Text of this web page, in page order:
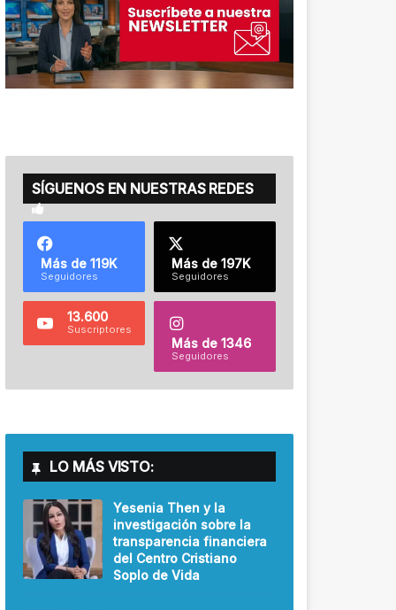
SÍGUENOS EN NUESTRAS REDES
Más de 119K
Seguidores
Más de 197K
Seguidores
13.600
Suscriptores
Más de 1346
Seguidores
LO MÁS VISTO:
Yesenia Then y la
investigación sobre la
transparencia financiera
del Centro Cristiano
Soplo de Vida